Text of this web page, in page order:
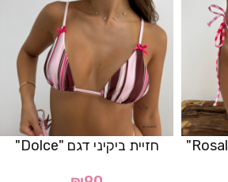
חזיית ביקיני דגם "Dolce"